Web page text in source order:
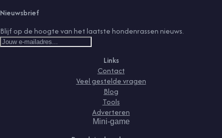
Nieuwsbrief
Blijf op de hoogte van het laatste hondenrassen nieuws.
Links
Contact
Veel gestelde vragen
Blog
Tools
Adverteren
Mini-game